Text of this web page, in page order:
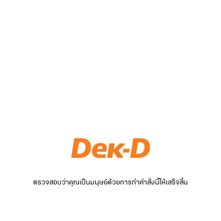
ตรวจสอบว่าคุณเป็นมนุษย์ด้วยการทำคำสั่งนี้ให้เสร็จสิ้น